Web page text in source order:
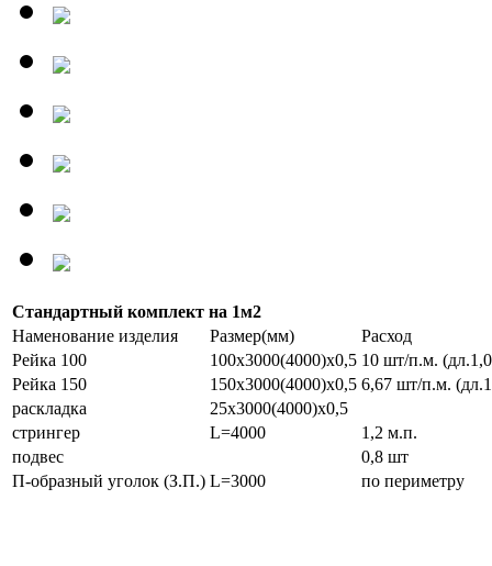
Стандартный комплект на 1м2
Наменование изделия
Размер(мм)
Расход
Рейка 100
100х3000(4000)х0,5 10 шт/п.м.
Рейка 150
150х3000(4000)х0,5 6,67 шт/п.м.
раскладка
25х3000(4000)х0,5
стрингер
L=4000
1,2 м.п.
подвес
0,8 шт
П-образный уголок (З.П.) L=3000 по периметру